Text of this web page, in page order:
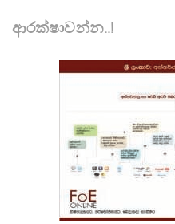
ආරක්ෂාවන්න..!